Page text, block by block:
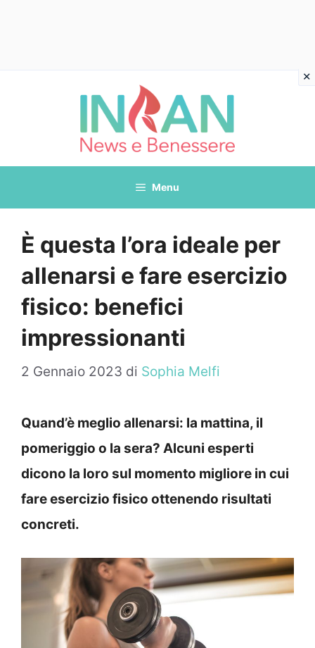
Menu
È questa l’ora ideale per
allenarsi e fare esercizio
fisico: benefici
impressionanti
2 Gennaio 2023 di Sophia Melfi
Quand’è meglio allenarsi: la mattina, il
pomeriggio o la sera? Alcuni esperti
dicono la loro sul momento migliore in cui
fare esercizio fisico ottenendo risultati
concreti.